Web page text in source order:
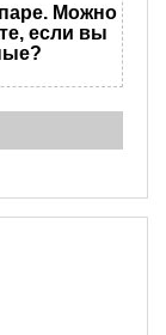
Можно
если вы